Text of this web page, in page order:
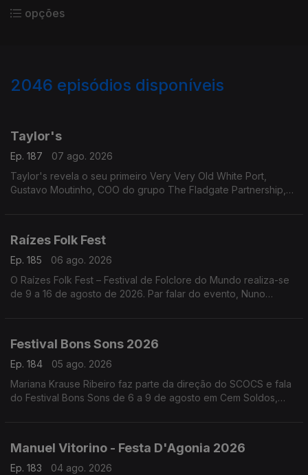
Guedes.
opções
2046 episódios disponíveis
Taylor's
Ep. 187
07 ago. 2026
Taylor's revela o seu primeiro Very Very Old White Port,
Gustavo Moutinho, COO do grupo The Fladgate Partnership,
Raízes Folk Fest
Ep. 185
06 ago. 2026
O Raízes Folk Fest – Festival de Folclore do Mundo realiza-se
de 9 a 16 de agosto de 2026. Par falar do evento, Nuno
Festival Bons Sons 2026
Ep. 184
05 ago. 2026
Mariana Krause Ribeiro faz parte da direção do SCOCS e fala
do Festival Bons Sons de 6 a 9 de agosto em Cem Soldos,
Manuel Vitorino - Festa D'Agonia 2026
Ep. 183
04 ago. 2026